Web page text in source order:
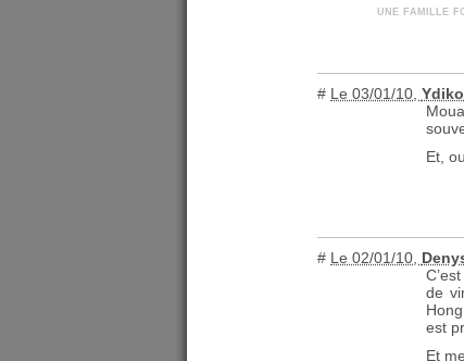
une famille
# Le 03/01/10
Et,
# Le 02/01/10
de
est
Et